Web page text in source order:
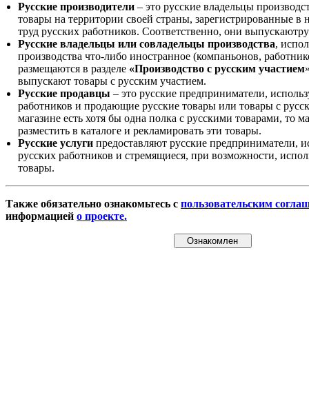
Русские производители – это русские владельцы
товары на территории своей страны, зарегистрированные
труд русских работников. Соответственно, они
Русские владельцы или совладельцы производства,
производства что-либо иностранное (компаньонов,
размещаются в разделе «Производство с русским участием
выпускают товары с русским участием.
Русские продавцы – это русские предприниматели,
работников и продающие русские товары или товары с
магазине есть хотя бы одна полка с русскими товарами, то
разместить в каталоге и рекламировать эти товары.
Русские услуги предоставляют русские предприниматели,
русских работников и стремящиеся, при возможности,
товары.
Также обязательно ознакомьтесь с пользовательским
информацией о проекте.
Ознакомлен